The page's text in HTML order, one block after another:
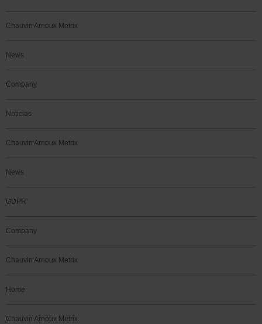
Chauvin Arnoux Metrix
News
Company
Noticias
Chauvin Arnoux Metrix
News
GDPR
Company
Chauvin Arnoux Metrix
Home
Chauvin Arnoux Metrix